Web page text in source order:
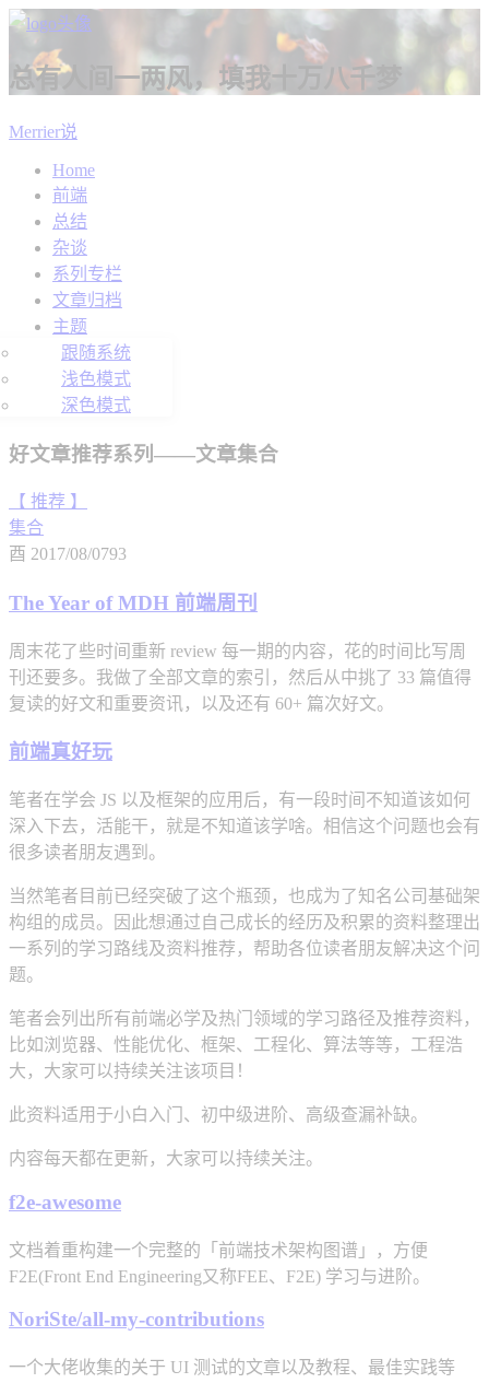
总有人间一两风，填我十万八千梦
Merrier说
Home
前端
总结
杂谈
系列专栏
文章归档
主题
跟随系统
浅色模式
深色模式
好文章推荐系列——文章集合
【 推荐 】
集合
酉 2017/08/0793
The Year of MDH 前端周刊
周末花了些时间重新 review 每一期的内容，花的时间比写周
刊还要多。我做了全部文章的索引，然后从中挑了 33 篇值得
复读的好文和重要资讯，以及还有 60+ 篇次好文。
前端真好玩
笔者在学会 JS 以及框架的应用后，有一段时间不知道该如何
深入下去，活能干，就是不知道该学啥。相信这个问题也会有
很多读者朋友遇到。
当然笔者目前已经突破了这个瓶颈，也成为了知名公司基础架
构组的成员。因此想通过自己成长的经历及积累的资料整理出
一系列的学习路线及资料推荐，帮助各位读者朋友解决这个问
题。
笔者会列出所有前端必学及热门领域的学习路径及推荐资料，
比如浏览器、性能优化、框架、工程化、算法等等，工程浩
大，大家可以持续关注该项目！
此资料适用于小白入门、初中级进阶、高级查漏补缺。
内容每天都在更新，大家可以持续关注。
f2e-awesome
文档着重构建一个完整的「前端技术架构图谱」，方便
F2E(Front End Engineering又称FEE、F2E) 学习与进阶。
NoriSte/all-my-contributions
一个大佬收集的关于 UI 测试的文章以及教程、最佳实践等